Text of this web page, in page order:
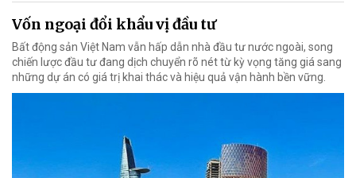
Vốn ngoại đổi khẩu vị đầu tư
Bất động sản Việt Nam vẫn hấp dẫn nhà đầu tư nước ngoài, song
chiến lược đầu tư đang dịch chuyển rõ nét từ kỳ vọng tăng giá sang
những dự án có giá trị khai thác và hiệu quả vận hành bền vững.